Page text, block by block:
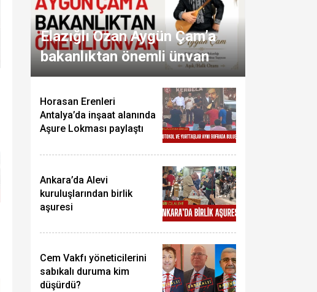
Elazığlı Ozan Aygün Çam’a
bakanlıktan önemli ünvan
Horasan Erenleri
Antalya’da inşaat alanında
Aşure Lokması paylaştı
Ankara’da Alevi
kuruluşlarından birlik
aşuresi
Cem Vakfı yöneticilerini
sabıkalı duruma kim
düşürdü?